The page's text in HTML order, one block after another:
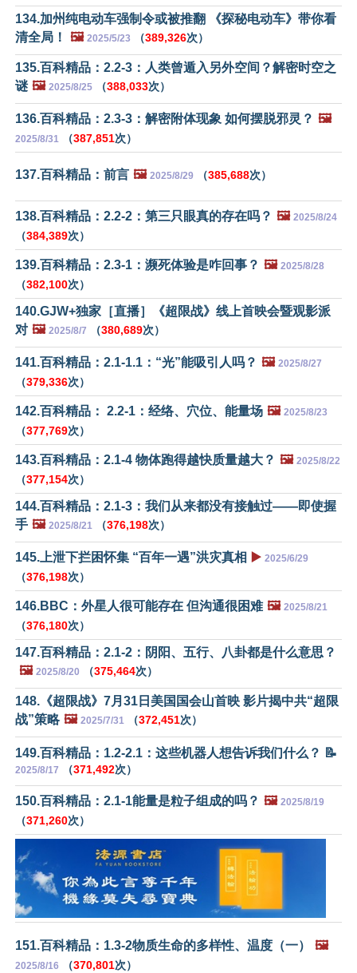
134.加州纯电动车强制令或被推翻 《探秘电动车》带你看
清全局！
🖼️ 2025/5/23 （389,326次）
135.百科精品：2.2-3：人类曾遁入另外空间？解密时空之
谜 🖼️ 2025/8/25 （388,033次）
136.百科精品：2.3-3：解密附体现象 如何摆脱邪灵？ 🖼️
2025/8/31 （387,851次）
137.百科精品：前言 🖼️ 2025/8/29 （385,688次）
138.百科精品：2.2-2：第三只眼真的存在吗？ 🖼️ 2025/8/24
（384,389次）
139.百科精品：2.3-1：濒死体验是咋回事？ 🖼️ 2025/8/28
（382,100次）
140.GJW+独家［直播］《超限战》线上首映会暨观影派
对 🖼️ 2025/8/7 （380,689次）
141.百科精品：2.1-1.1：“光”能吸引人吗？ 🖼️ 2025/8/27
（379,336次）
142.百科精品： 2.2-1：经络、穴位、能量场 🖼️ 2025/8/23
（377,769次）
143.百科精品：2.1-4 物体跑得越快质量越大？ 🖼️ 2025/8/22
（377,154次）
144.百科精品：2.1-3：我们从来都没有接触过——即使握
手 🖼️ 2025/8/21 （376,198次）
145.上泄下拦困怀集 “百年一遇”洪灾真相 ▶️ 2025/6/29
（376,198次）
146.BBC：外星人很可能存在 但沟通很困难 🖼️ 2025/8/21
（376,180次）
147.百科精品：2.1-2：阴阳、五行、八卦都是什么意思？
🖼️ 2025/8/20 （375,464次）
148.《超限战》7月31日美国国会山首映 影片揭中共“超限
战”策略 🖼️ 2025/7/31 （372,451次）
149.百科精品：1.2-2.1：这些机器人想告诉我们什么？ 📝
2025/8/17 （371,492次）
150.百科精品：2.1-1能量是粒子组成的吗？ 🖼️ 2025/8/19
（371,260次）
151.百科精品：1.3-2物质生命的多样性、温度（一） 🖼️
2025/8/16 （370,801次）